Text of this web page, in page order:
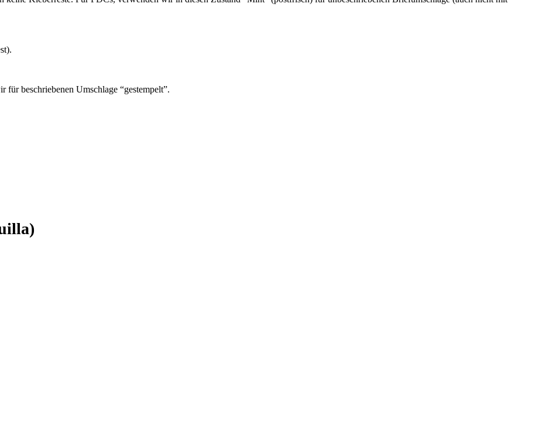
beschriebenen Umschlage “gestempelt”.